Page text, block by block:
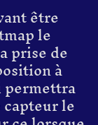
être
le
prise de
à
le